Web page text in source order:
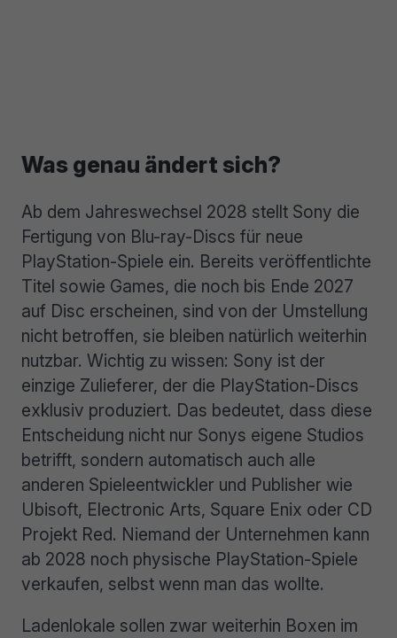
Was genau ändert sich?
Ab dem Jahreswechsel 2028 stellt Sony die
Fertigung von Blu-ray-Discs für neue
PlayStation-Spiele ein. Bereits veröffentlichte
Titel sowie Games, die noch bis Ende 2027
auf Disc erscheinen, sind von der Umstellung
nicht betroffen, sie bleiben natürlich weiterhin
nutzbar. Wichtig zu wissen: Sony ist der
einzige Zulieferer, der die PlayStation-Discs
exklusiv produziert. Das bedeutet, dass diese
Entscheidung nicht nur Sonys eigene Studios
betrifft, sondern automatisch auch alle
anderen Spieleentwickler und Publisher wie
Ubisoft, Electronic Arts, Square Enix oder CD
Projekt Red. Niemand der Unternehmen kann
ab 2028 noch physische PlayStation-Spiele
verkaufen, selbst wenn man das wollte.
Ladenlokale sollen zwar weiterhin Boxen im